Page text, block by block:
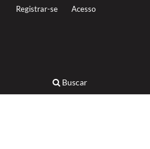
Buscar
Registrar-se Acesso